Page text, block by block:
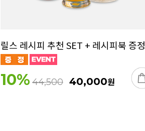
릴스 레시피 추천 SET + 레시피북 증정
10% 44,500 40,000원